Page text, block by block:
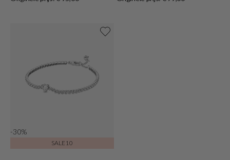
-30%
SALE10